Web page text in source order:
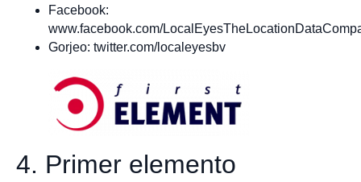
Facebook:
www.facebook.com/
Gorjeo: twitter.com/localeyesbv
4. Primer elemento